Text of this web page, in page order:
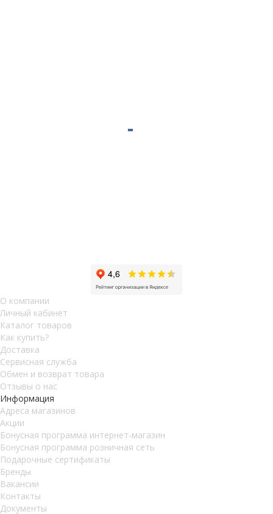
О компании
Личный кабинет
Каталог товаров
Как купить?
Доставка
Сервисная служба
Обмен и возврат товара
Отзывы о нас
Информация
Адреса магазинов
Акции
Бонусная программа интернет-магазин
Бонусная программа розничная сеть
Подарочные сертификаты
Бренды
Вакансии
Контакты
Документы